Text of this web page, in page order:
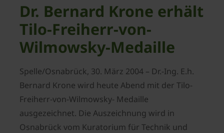
Dr. Bernard Krone erhält
Tilo-Freiherr-von-
Wilmowsky-Medaille
Spelle/Osnabrück, 30. März 2004 – Dr.-Ing. E.h.
Bernard Krone wird heute Abend mit der Tilo-
Freiherr-von-Wilmowsky- Medaille
ausgezeichnet. Die Auszeichnung wird in
Osnabrück vom Kuratorium für Technik und